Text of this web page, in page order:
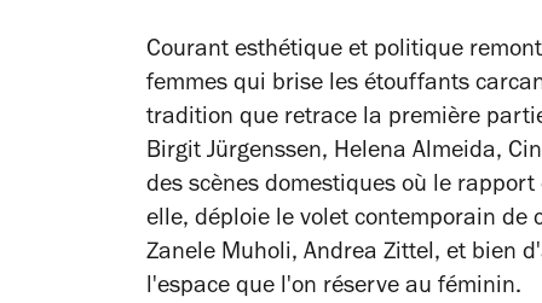
Courant esthétique et politique
femmes qui brise les étouffants
tradition que retrace la première
Birgit Jürgenssen, Helena Almeida,
des scènes domestiques où le
elle, déploie le volet contemporain de
Zanele Muholi, Andrea Zittel, et bien
l'espace que l'on réserve au féminin.